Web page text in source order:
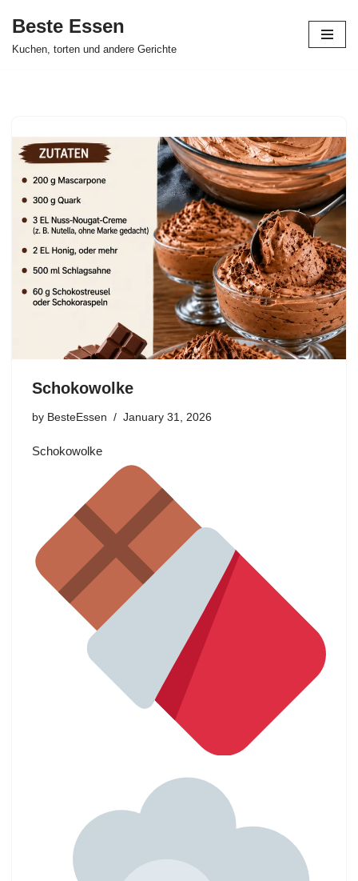
Skip
Beste Essen
Kuchen, torten und andere Gerichte
Schokowolke
by BesteEssen January 31, 2026
Schokowolke